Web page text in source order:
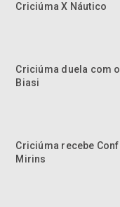
Criciúma X Náutico
Criciúma duela com
Biasi
Criciúma recebe
Mirins